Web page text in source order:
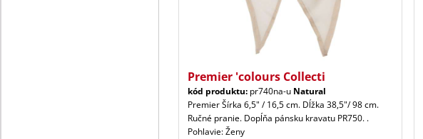
Premier 'colours Collecti
kód produktu: pr740na-u Natural
Premier Šírka 6,5" / 16,5 cm. Dĺžka 38,5"/ 98 cm.
Ručné pranie. Dopĺňa pánsku kravatu PR750. .
Pohlavie: Ženy